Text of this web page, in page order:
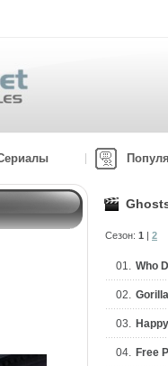
Сезон: 1 | 2
01. Who
02.
03.
04. Free